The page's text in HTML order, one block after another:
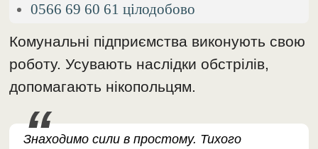
0566 69 60 61 цілодобово
Комунальні підприємства виконують свою
роботу. Усувають наслідки обстрілів,
допомагають нікопольцям.
Знаходимо сили в простому. Тихого